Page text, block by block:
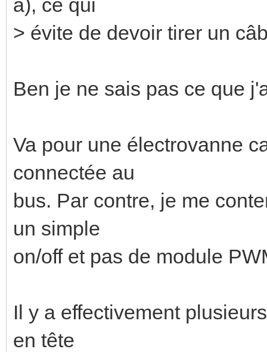
a), ce qui
> évite de devoir tirer un
Ben je ne sais pas ce que
Va pour une électrovanne
connectée au
bus. Par contre, je me
un simple
on/off et pas de module
Il y a effectivement
en tête